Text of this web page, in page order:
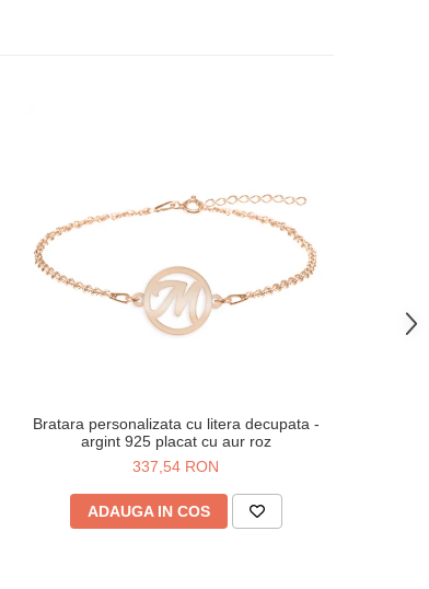
Bratara personalizata cu litera decupata -
argint 925 placat cu aur roz
337,54 RON
ADAUGA IN COS